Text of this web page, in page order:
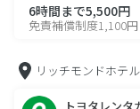
6時間まで5,500円
免責補償制度1,100円
リッチモンドホテ